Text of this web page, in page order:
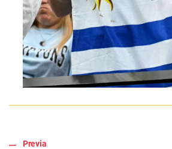
Previa